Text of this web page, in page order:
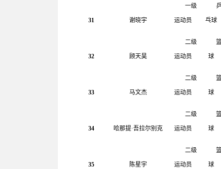
31 谢晓宇
一级
运动员 乓球
32 顾天昊
二级
运动员 球
33 马文杰
二级
运动员 球
34 哈那提·吾拉尔别克
二级
运动员 球
35 陈星宇
二级
运动员 球